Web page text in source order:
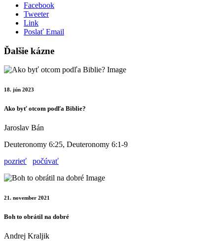
Facebook
Tweeter
Link
Poslať Email
Ďalšie kázne
18. jún 2023
Ako byť otcom podľa Biblie?
Jaroslav Bán
Deuteronomy 6:25, Deuteronomy 6:1-9
pozrieť
počúvať
21. november 2021
Boh to obrátil na dobré
Andrej Kraljik